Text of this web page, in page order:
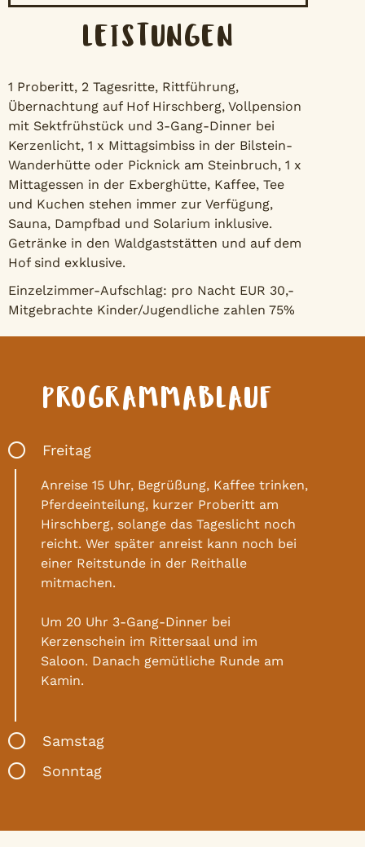
LEISTUNGEN
1 Proberitt, 2 Tagesritte, Rittführung,
Übernachtung auf Hof Hirschberg, Vollpension
mit Sektfrühstück und 3-Gang-Dinner bei
Kerzenlicht, 1 x Mittagsimbiss in der Bilstein-
Wanderhütte oder Picknick am Steinbruch, 1 x
Mittagessen in der Exberghütte, Kaffee, Tee
und Kuchen stehen immer zur Verfügung,
Sauna, Dampfbad und Solarium inklusive.
Getränke in den Waldgaststätten und auf dem
Hof sind exklusive.
Einzelzimmer-Aufschlag: pro Nacht EUR 30,-
Mitgebrachte Kinder/Jugendliche zahlen 75%
PROGRAMMABLAUF
Freitag
Anreise 15 Uhr, Begrüßung, Kaffee trinken,
Pferdeeinteilung, kurzer Proberitt am
Hirschberg, solange das Tageslicht noch
reicht. Wer später anreist kann noch bei
einer Reitstunde in der Reithalle
mitmachen.
Um 20 Uhr 3-Gang-Dinner bei
Kerzenschein im Rittersaal und im
Saloon. Danach gemütliche Runde am
Kamin.
Samstag
Sonntag